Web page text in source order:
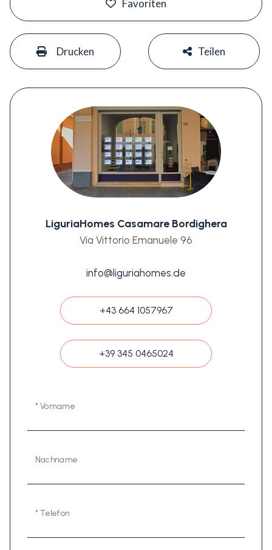
Favoriten
Drucken Teilen
LiguriaHomes Casamare Bordighera
Via Vittorio Emanuele 96
info@liguriahomes.de
+43 664 1057967
+39 345 0465024
* Vorname
Nachname
* Telefon